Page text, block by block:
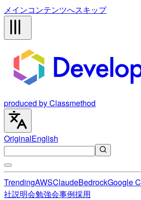
メインコンテンツへスキップ
produced by Classmethod
OriginalEnglish
TrendingAWSClaudeBedrockGoogle
社説明会勉強会事例採用